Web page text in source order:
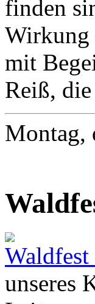
finden
Wirkung
mit
Reiß,
Montag,
unseres